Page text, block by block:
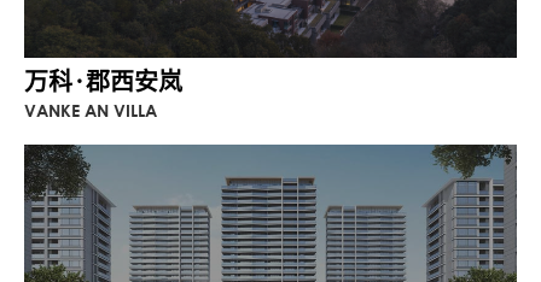
万科·郡西安岚
VANKE AN VILLA